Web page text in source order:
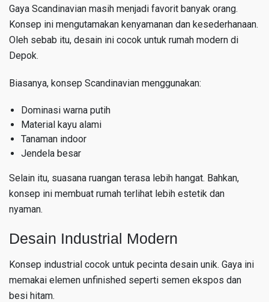
Gaya Scandinavian masih menjadi favorit banyak orang.
Konsep ini mengutamakan kenyamanan dan kesederhanaan.
Oleh sebab itu, desain ini cocok untuk rumah modern di
Depok.
Biasanya, konsep Scandinavian menggunakan:
Dominasi warna putih
Material kayu alami
Tanaman indoor
Jendela besar
Selain itu, suasana ruangan terasa lebih hangat. Bahkan,
konsep ini membuat rumah terlihat lebih estetik dan
nyaman.
Desain Industrial Modern
Konsep industrial cocok untuk pecinta desain unik. Gaya ini
memakai elemen unfinished seperti semen ekspos dan
besi hitam.